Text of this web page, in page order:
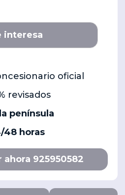
interesa
oficial
revisados
península
48 horas
ahora 925950582